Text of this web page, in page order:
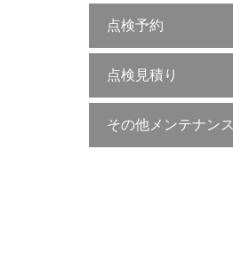
点検予約
点検見積り
その他メンテナンス